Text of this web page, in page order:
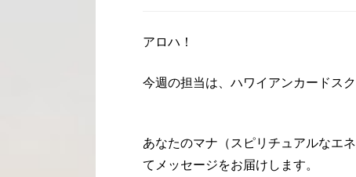
アロハ！
今週の担当は、ハワイアンカードス
あなたのマナ（スピリチュアルなエ
てメッセージをお届けします。